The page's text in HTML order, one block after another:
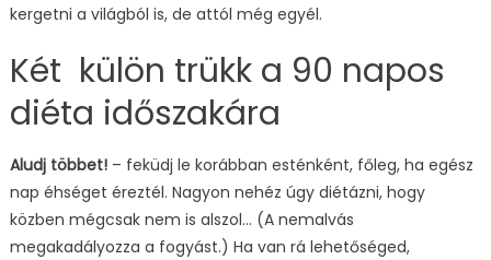
kergetni a világból is, de attól még egyél.
Két külön trükk a 90 napos
diéta időszakára
Aludj többet! – feküdj le korábban esténként, főleg, ha egész
nap éhséget éreztél. Nagyon nehéz úgy diétázni, hogy
közben mégcsak nem is alszol… (A nemalvás
megakadályozza a fogyást.) Ha van rá lehetőséged,